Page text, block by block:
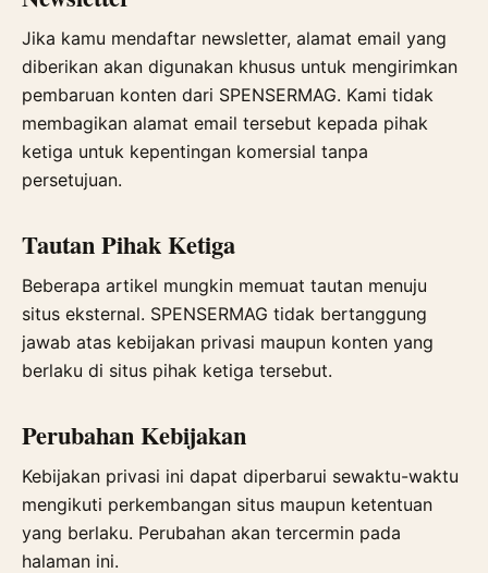
Jika kamu mendaftar newsletter, alamat email yang
diberikan akan digunakan khusus untuk mengirimkan
pembaruan konten dari SPENSERMAG. Kami tidak
membagikan alamat email tersebut kepada pihak
ketiga untuk kepentingan komersial tanpa
persetujuan.
Tautan Pihak Ketiga
Beberapa artikel mungkin memuat tautan menuju
situs eksternal. SPENSERMAG tidak bertanggung
jawab atas kebijakan privasi maupun konten yang
berlaku di situs pihak ketiga tersebut.
Perubahan Kebijakan
Kebijakan privasi ini dapat diperbarui sewaktu-waktu
mengikuti perkembangan situs maupun ketentuan
yang berlaku. Perubahan akan tercermin pada
halaman ini.